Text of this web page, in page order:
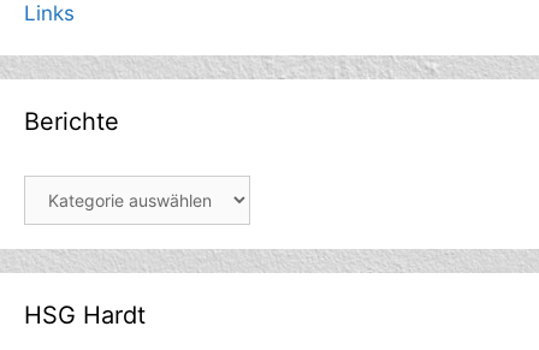
Links
Berichte
HSG Hardt